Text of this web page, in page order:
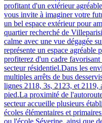
profitant d'un extérieur
vous invite à imaginer votre
un bel espace extérieur pour
quartier recherché de
calme avec une vue dégagée
représente un espace
profiterez d'un cadre
secteur résidentiel.Dans les
multiples arrêts de bus
lignes 2118, 3s, 2123, et 2119,
pied.La proximité de
secteur accueille plusieurs
écoles élémentaires et
ou l'école Séverine, ainsi que